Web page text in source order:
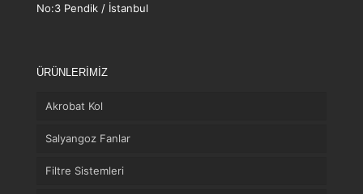
No:3 Pendik / İstanbul
ÜRÜNLERİMİZ
Akrobat Kol
Salyangoz Fanlar
Filtre Sistemleri